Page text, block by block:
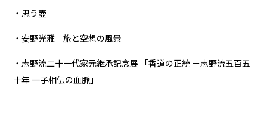
・思う壺
・安野光雅 旅と空想の風景
・志野流二十一代家元継承記念展 「香道の正統 ー志野流五百五
十年 一子相伝の血脈」